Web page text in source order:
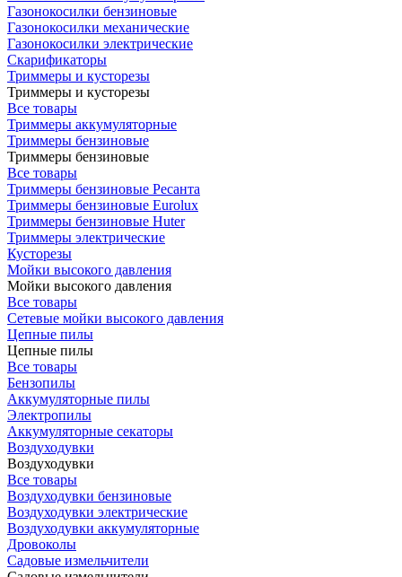
Газонокосилки бензиновые
Газонокосилки механические
Газонокосилки электрические
Скарификаторы
Триммеры и кусторезы
Триммеры и кусторезы
Все товары
Триммеры аккумуляторные
Триммеры бензиновые
Триммеры бензиновые
Все товары
Триммеры бензиновые Ресанта
Триммеры бензиновые Eurolux
Триммеры бензиновые Huter
Триммеры электрические
Кусторезы
Мойки высокого давления
Мойки высокого давления
Все товары
Сетевые мойки высокого давления
Цепные пилы
Цепные пилы
Все товары
Бензопилы
Аккумуляторные пилы
Электропилы
Аккумуляторные секаторы
Воздуходувки
Воздуходувки
Все товары
Воздуходувки бензиновые
Воздуходувки электрические
Воздуходувки аккумуляторные
Дровоколы
Садовые измельчители